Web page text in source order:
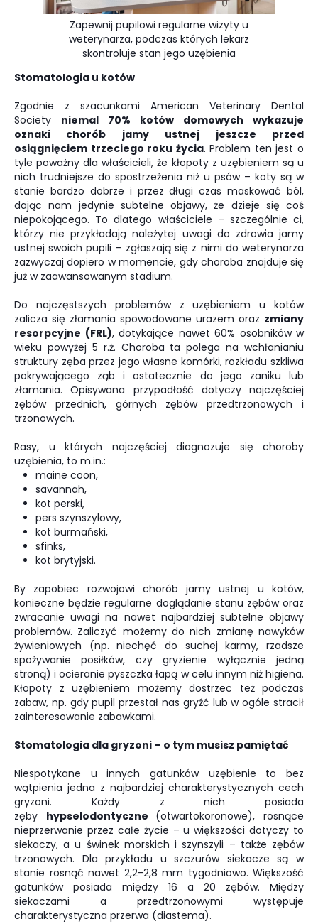
Zapewnij pupilowi regularne wizyty u
weterynarza, podczas których lekarz
skontroluje stan jego uzębienia
Stomatologia u kotów
Zgodnie z szacunkami American Veterinary Dental
Society niemal 70% kotów domowych wykazuje
oznaki chorób jamy ustnej jeszcze przed
osiągnięciem trzeciego roku życia. Problem ten jest o
tyle poważny dla właścicieli, że kłopoty z uzębieniem są u
nich trudniejsze do spostrzeżenia niż u psów – koty są w
stanie bardzo dobrze i przez długi czas maskować ból,
dając nam jedynie subtelne objawy, że dzieje się coś
niepokojącego. To dlatego właściciele – szczególnie ci,
którzy nie przykładają należytej uwagi do zdrowia jamy
ustnej swoich pupili – zgłaszają się z nimi do weterynarza
zazwyczaj dopiero w momencie, gdy choroba znajduje się
już w zaawansowanym stadium.
Do najczęstszych problemów z uzębieniem u kotów
zalicza się złamania spowodowane urazem oraz zmiany
resorpcyjne (FRL), dotykające nawet 60% osobników w
wieku powyżej 5 r.ż. Choroba ta polega na wchłanianiu
struktury zęba przez jego własne komórki, rozkładu szkliwa
pokrywającego ząb i ostatecznie do jego zaniku lub
złamania. Opisywana przypadłość dotyczy najczęściej
zębów przednich, górnych zębów przedtrzonowych i
trzonowych.
Rasy, u których najczęściej diagnozuje się choroby
uzębienia, to m.in.:
maine coon,
savannah,
kot perski,
pers szynszylowy,
kot burmański,
sfinks,
kot brytyjski.
By zapobiec rozwojowi chorób jamy ustnej u kotów,
konieczne będzie regularne doglądanie stanu zębów oraz
zwracanie uwagi na nawet najbardziej subtelne objawy
problemów. Zaliczyć możemy do nich zmianę nawyków
żywieniowych (np. niechęć do suchej karmy, rzadsze
spożywanie posiłków, czy gryzienie wyłącznie jedną
stroną) i ocieranie pyszczka łapą w celu innym niż higiena.
Kłopoty z uzębieniem możemy dostrzec też podczas
zabaw, np. gdy pupil przestał nas gryźć lub w ogóle stracił
zainteresowanie zabawkami.
Stomatologia dla gryzoni – o tym musisz pamiętać
Niespotykane u innych gatunków uzębienie to bez
wątpienia jedna z najbardziej charakterystycznych cech
gryzoni. Każdy z nich posiada
zęby hypselodontyczne (otwartokoronowe), rosnące
nieprzerwanie przez całe życie – u większości dotyczy to
siekaczy, a u świnek morskich i szynszyli – także zębów
trzonowych. Dla przykładu u szczurów siekacze są w
stanie rosnąć nawet 2,2-2,8 mm tygodniowo. Większość
gatunków posiada między 16 a 20 zębów. Między
siekaczami a przedtrzonowymi występuje
charakterystyczna przerwa (diastema).